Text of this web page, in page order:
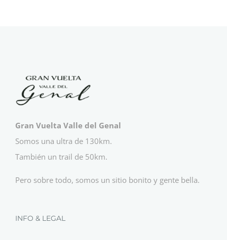
Gran Vuelta Valle del Genal
Somos una ultra de 130km.
También un trail de 50km.
Pero sobre todo, somos un sitio bonito y gente bella.
INFO & LEGAL